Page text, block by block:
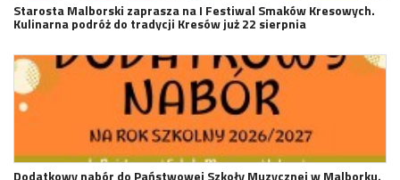
Starosta Malborski zaprasza na I Festiwal Smaków Kresowych.
Kulinarna podróż do tradycji Kresów już 22 sierpnia
Dodatkowy nabór do Państwowej Szkoły Muzycznej w Malborku.